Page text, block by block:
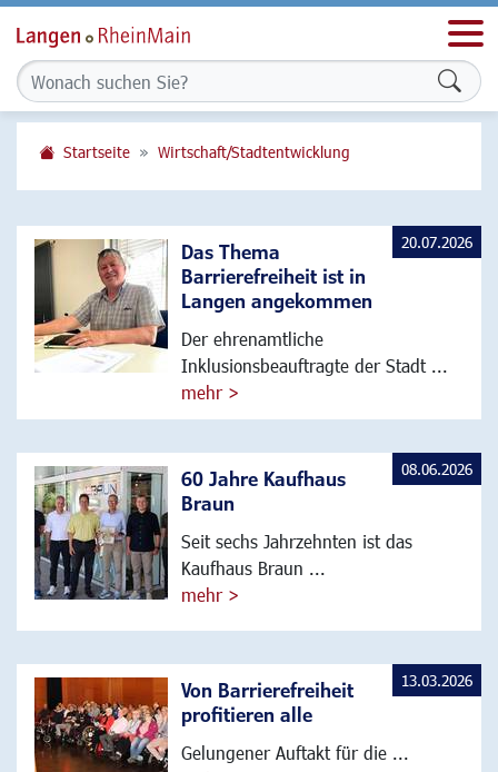
Startseite Wirtschaft/Stadtentwicklung
Das Thema
Barrierefreiheit ist in
Langen angekommen
Der ehrenamtliche
Inklusionsbeauftragte der Stadt ...
mehr >
20.07.2026
60 Jahre Kaufhaus
Braun
Seit sechs Jahrzehnten ist das
Kaufhaus Braun ...
mehr >
08.06.2026
Von Barrierefreiheit
profitieren alle
Gelungener Auftakt für die ...
13.03.2026